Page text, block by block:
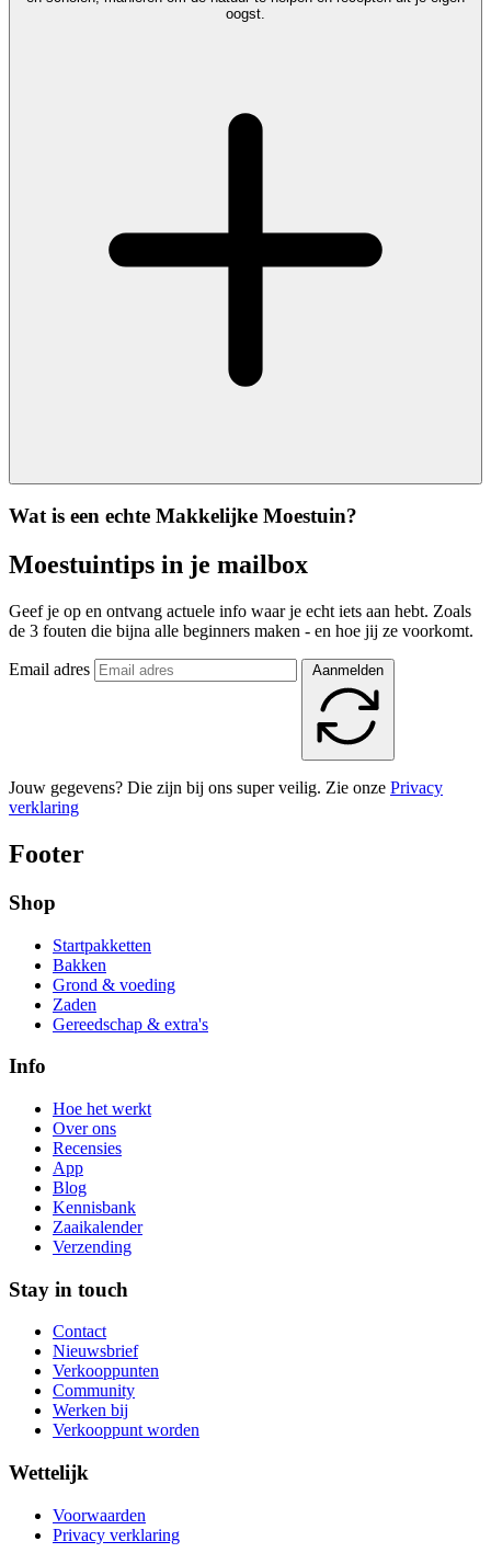
oogst.
Wat is een echte Makkelijke Moestuin?
Moestuintips in je mailbox
Geef je op en ontvang actuele info waar je echt iets aan hebt. Zoals
de 3 fouten die bijna alle beginners maken - en hoe jij ze voorkomt.
Email adres Aanmelden
Jouw gegevens? Die zijn bij ons super veilig. Zie onze Privacy
verklaring
Footer
Shop
Startpakketten
Bakken
Grond & voeding
Zaden
Gereedschap & extra's
Info
Hoe het werkt
Over ons
Recensies
App
Blog
Kennisbank
Zaaikalender
Verzending
Stay in touch
Contact
Nieuwsbrief
Verkooppunten
Community
Werken bij
Verkooppunt worden
Wettelijk
Voorwaarden
Privacy verklaring